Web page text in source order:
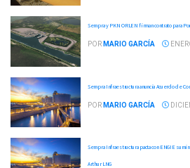
Sempra y PKN ORLEN firman contrato para
POR MARIO GARCÍA
Sempra Infraestructura anuncia Acuerdo de
POR MARIO GARCÍA
Sempra Infraestructura pacta con ENGIE
Arthur LNG